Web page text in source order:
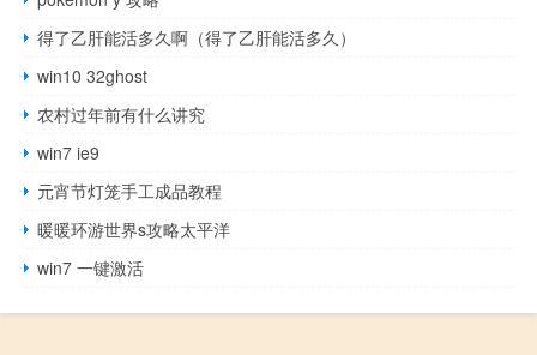
得了乙肝能活多久啊（得了乙肝能活多久）
win10 32ghost
农村过年前有什么讲究
win7 ie9
元宵节灯笼手工成品教程
暖暖环游世界s攻略太平洋
win7 一键激活